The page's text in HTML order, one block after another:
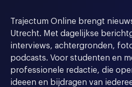
Trajectum Online brengt
Utrecht. Met dagelijkse
interviews, achtergronden,
podcasts. Voor studenten en
professionele redactie, die
ideeen en bijdragen van